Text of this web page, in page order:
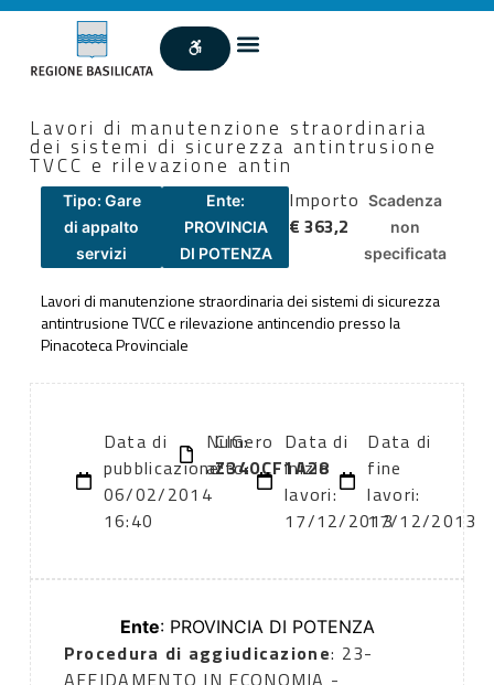
Lavori di manutenzione straordinaria
dei sistemi di sicurezza antintrusione
TVCC e rilevazione antin
Tipo: Gare
di appalto
servizi
Ente:
PROVINCIA
DI POTENZA
Importo
€ 363,2
Scadenza
non
specificata
Lavori di manutenzione straordinaria dei sistemi di sicurezza
antintrusione TVCC e rilevazione antincendio presso la
Pinacoteca Provinciale
Data di
pubblicazione:
06/02/2014
16:40
Numero
atto:
CIG:
Z340CF1A28
Data di
inizio
lavori:
17/12/2013
Data di
fine
lavori:
17/12/2013
Ente: PROVINCIA DI POTENZA
Procedura di aggiudicazione: 23-